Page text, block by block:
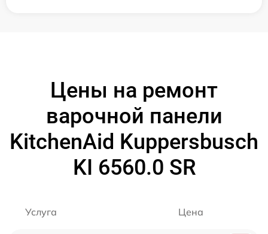
Цены на ремонт
варочной панели
KitchenAid Kuppersbusch
KI 6560.0 SR
Услуга Цена